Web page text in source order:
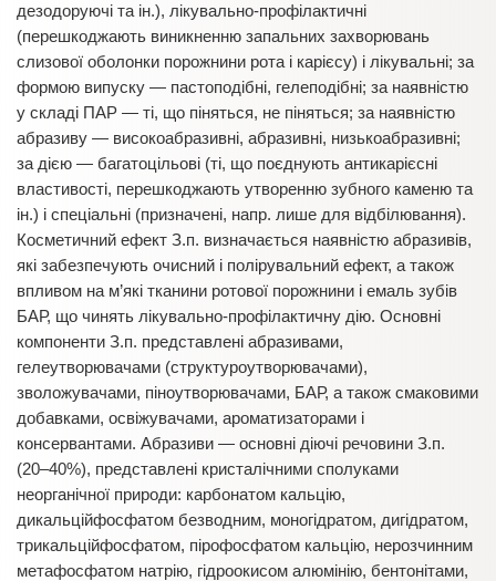
дезодоруючі та ін.), лікувально-профілактичні
(перешкоджають виникненню запальних захворювань
слизової оболонки порожнини рота і карієсу) і лікувальні; за
формою випуску — пастоподібні, гелеподібні; за наявністю
у складі ПАР — ті, що піняться, не піняться; за наявністю
абразиву — високоабразивні, абразивні, низькоабразивні;
за дією — багатоцільові (ті, що поєднують антикарієсні
властивості, перешкоджають утворенню зубного каменю та
ін.) і спеціальні (призначені, напр. лише для відбілювання).
Косметичний ефект З.п. визначається наявністю абразивів,
які забезпечують очисний і полірувальний ефект, а також
впливом на м’які тканини ротової порожнини і емаль зубів
БАР, що чинять лікувально-профілактичну дію. Основні
компоненти З.п. представлені абразивами,
гелеутворювачами (структуроутворювачами),
зволожувачами, піноутворювачами, БАР, а також смаковими
добавками, освіжувачами, ароматизаторами і
консервантами. Абразиви — основні діючі речовини З.п.
(20–40%), представлені кристалічними сполуками
неорганічної природи: карбонатом кальцію,
дикальційфосфатом безводним, моногідратом, дигідратом,
трикальційфосфатом, пірофосфатом кальцію, нерозчинним
метафосфатом натрію, гідроокисом алюмінію, бентонітами,